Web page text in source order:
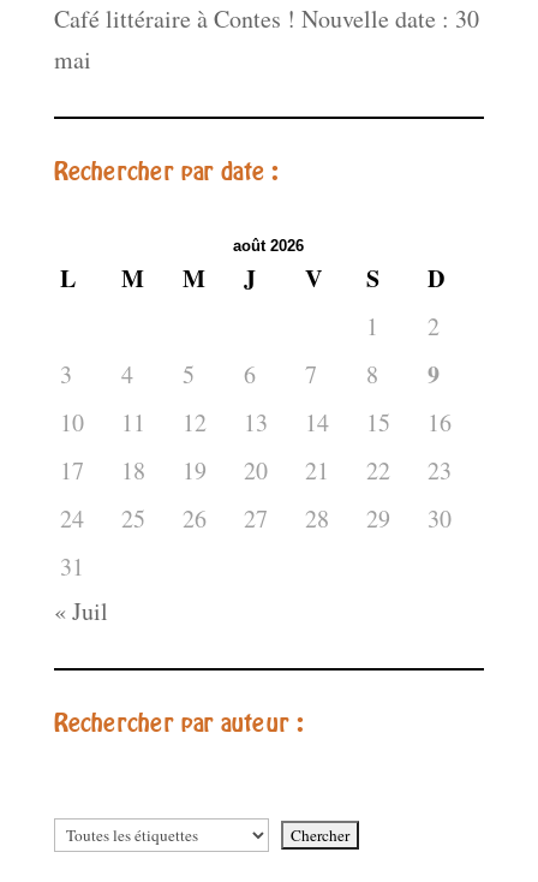
Café littéraire à Contes ! Nouvelle date : 30
mai
Rechercher par date :
août 2026
L M M J V S D
1
2
3
4 5 6 7 8 9
10 11 12 13 14 15
16
17
18 19 20 21 22
23
24
25 26 27 28 29
30
31
« Juil
Rechercher par auteur :